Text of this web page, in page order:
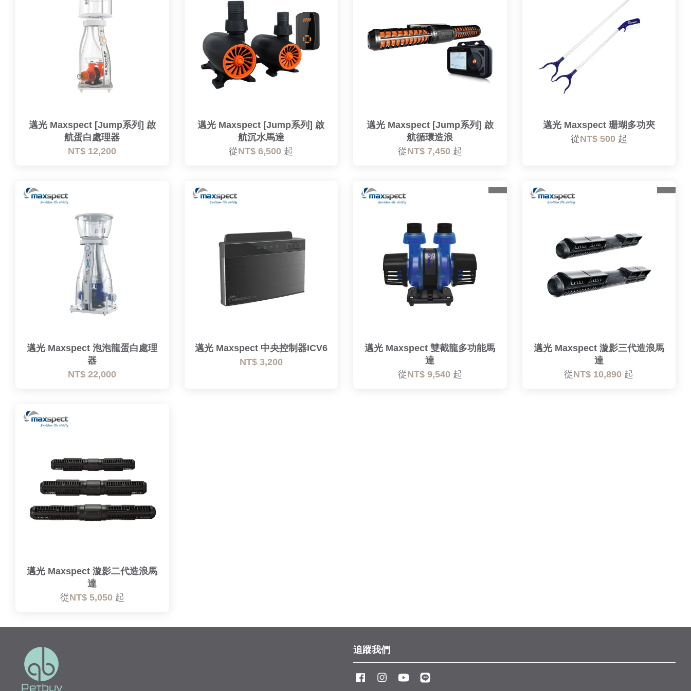
邁光 Maxspect [Jump系列] 啟
航蛋白處理器
NT$ 12,200
邁光 Maxspect [Jump系列] 啟
航沉水馬達
從NT$ 6,500 起
邁光 Maxspect [Jump系列] 啟
航循環造浪
從NT$ 7,450 起
邁光 Maxspect 珊瑚多功夾
從NT$ 500 起
邁光 Maxspect 泡泡龍蛋白處理
器
NT$ 22,000
邁光 Maxspect 中央控制器ICV6
NT$ 3,200
邁光 Maxspect 雙截龍多功能馬
達
從NT$ 9,540 起
邁光 Maxspect 漩影三代造浪馬
達
從NT$ 10,890 起
邁光 Maxspect 漩影二代造浪馬
達
從NT$ 5,050 起
追蹤我們
FacebookInstagramYouTube